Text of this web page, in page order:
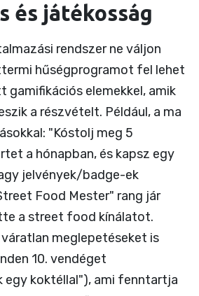
és játékosság
rendszer ne váljon
hűségprogramot fel lehet
gamifikációs elemekkel, amik
a részvételt. Például, a ma
"Kóstolj meg 5
a hónapban, és kapsz egy
jelvények/badge-ek
Food Mester" rang jár
a street food kínálatot.
meglepetéseket is
10. vendéget
egy koktéllal"), ami fenntartja